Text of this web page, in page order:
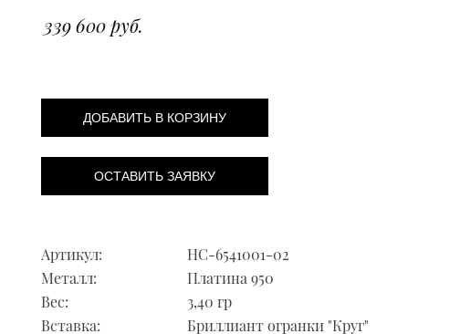
339 600 руб.
ДОБАВИТЬ В КОРЗИНУ
ОСТАВИТЬ ЗАЯВКУ
Артикул:
НС-6541001-02
Металл:
Платина 950
Вес:
3,40 гр
Вставка:
Бриллиант огранки "Круг"